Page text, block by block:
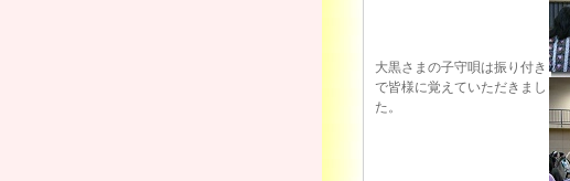
大黒さまの子守唄は振り付き
で皆様に覚えていただきまし
た。